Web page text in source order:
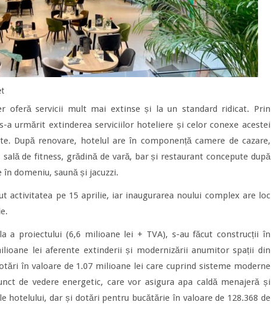
oferă servicii mult mai extinse și la un standard ridicat. Prin
a urmărit extinderea serviciilor hoteliere și celor conexe acestei
După renovare, hotelul are în componență camere de cazare,
sală de fitness, grădină de vară, bar și restaurant concepute după
domeniu, saună și jacuzzi.
activitatea pe 15 aprilie, iar inaugurarea noului complex are loc
a proiectului (6,6 milioane lei + TVA), s-au făcut construcții în
lei aferente extinderii și modernizării anumitor spații din
în valoare de 1.07 milioane lei care cuprind sisteme moderne
de vedere energetic, care vor asigura apa caldă menajeră și
hotelului, dar și dotări pentru bucătărie în valoare de 128.368 de